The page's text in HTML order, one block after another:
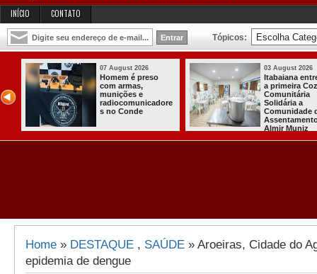
INÍCIO CONTATO
Tópicos:
07 August 2026
Homem é preso
com armas,
munições e
radiocomunicadore
s no Conde
03 August 2026
Itabaiana
a primeira
Comunitária
Solidária a
Comunidade
Almir Muniz
Home » DESTAQUE , SAÚDE » Aroeiras, Cidade do
epidemia de dengue